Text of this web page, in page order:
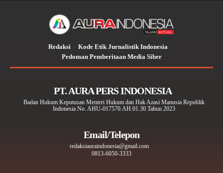
Redaksi
Kode Etik Jurnalistik Indonesia
Pedoman Pemberitaan Media Siber
PT. AURA PERS INDONESIA
Badan Hukum Keputusan Menteri Hukum dan Hak Azasi Manusia Republik
Indonesia No. AHU-017570.AH.01.30.Tahun 2023
Email/Telepon
redaksiauraindonesia@gmail.com
0813-6050-3333